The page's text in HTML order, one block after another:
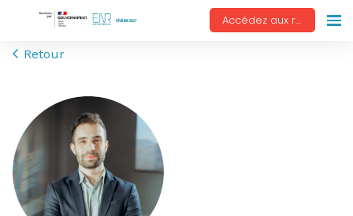
Accédez aux replays
Retour